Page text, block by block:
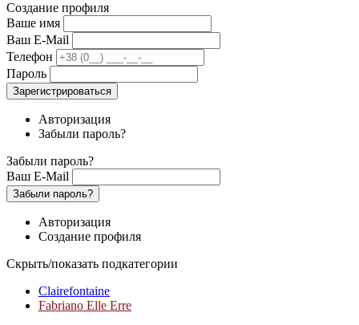
Создание профиля
Ваше имя
Ваш E-Mail
Телефон
Пароль
Зарегистрироваться
Авторизация
Забыли пароль?
Забыли пароль?
Ваш E-Mail
Забыли пароль?
Авторизация
Создание профиля
Скрыть/показать подкатегории
Clairefontaine
Fabriano Elle Erre